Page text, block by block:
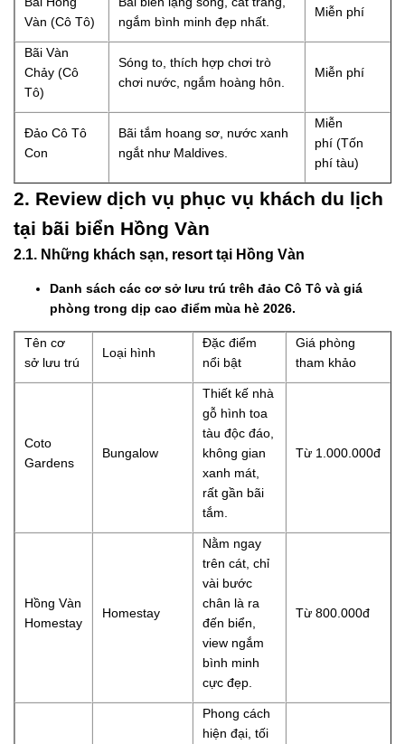
Vàn (Cô Tô)
ngắm bình minh đẹp nhất.
Miễn phí
Bãi Vàn
Chảy (Cô
Tô)
Sóng to, thích hợp chơi trò
chơi nước, ngắm hoàng hôn.
Miễn phí
Đảo Cô Tô
Con
Bãi tắm hoang sơ, nước xanh
ngắt như Maldives.
Miễn
phí (Tốn
phí tàu)
2. Review dịch vụ phục vụ khách du lịch
tại bãi biển Hồng Vàn
2.1. Những khách sạn, resort tại Hồng Vàn
Danh sách các cơ sở lưu trú trêh đảo Cô Tô và giá
phòng trong dịp cao điểm mùa hè 2026.
Tên cơ
sở lưu trú
Loại hình
Đặc điểm
nổi bật
Giá phòng
tham khảo
Coto
Gardens
Bungalow
Thiết kế nhà
gỗ hình toa
tàu độc đáo,
không gian
xanh mát,
rất gần bãi
tắm.
Từ 1.000.000đ
Hồng Vàn
Homestay
Homestay
Nằm ngay
trên cát, chỉ
vài bước
chân là ra
đến biển,
view ngắm
bình minh
cực đẹp.
Từ 800.000đ
Phong cách
hiện đại, tối